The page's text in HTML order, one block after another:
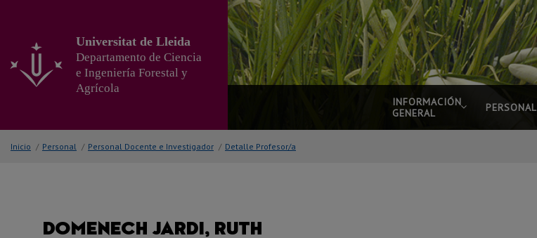
principal
Universitat de Lleida
Departamento de Ciencia
e Ingeniería Forestal y
Agrícola
INFORMACIÓN
GENERAL
PERSONAL
Inicio / Personal / Personal Docente e Investigador / Detalle Profesor/a